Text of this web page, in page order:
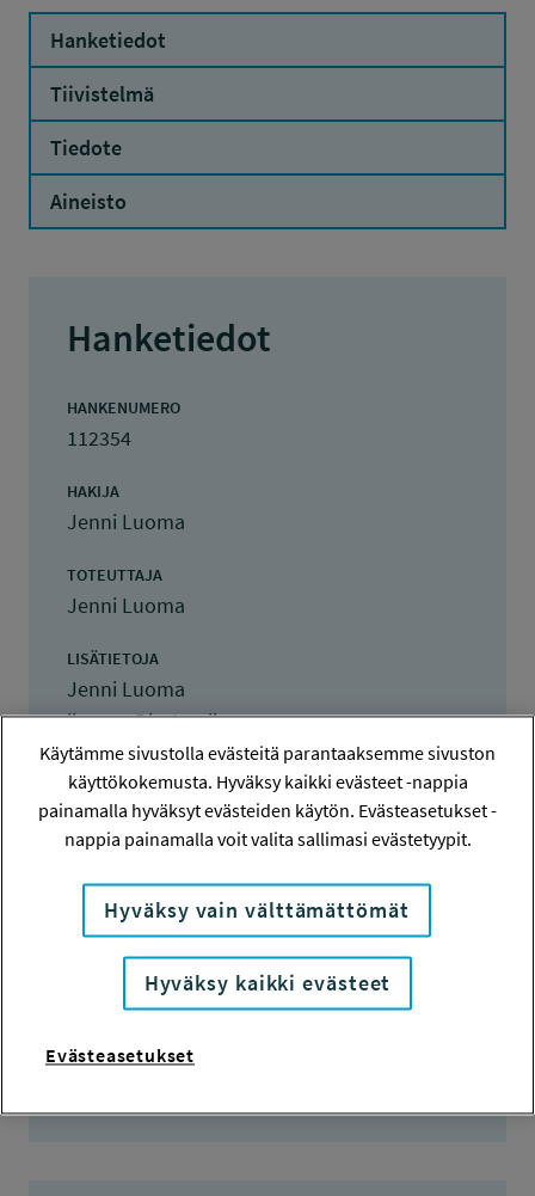
Hanketiedot
Tiivistelmä
Tiedote
Aineisto
Hanketiedot
HANKENUMERO
112354
HAKIJA
Jenni Luoma
TOTEUTTAJA
Jenni Luoma
LISÄTIETOJA
Jenni Luoma
jluoma@hotmail.com
TOTEUTUSAIKA
1.11.2012 - 30.7.2013
2.11.2012
7 000 euroa
KOKONAISKUSTANNUKSET
9 000 euroa
TULOKSET VALMISTUNEET
Käytämme sivustolla evästeitä parantaaksemme sivuston
käyttökokemusta. Hyväksy kaikki evästeet -nappia
painamalla hyväksyt evästeiden käytön. Evästeasetukset -
nappia painamalla voit valita sallimasi evästetyypit.
Hyväksy vain välttämättömät
Hyväksy kaikki evästeet
Evästeasetukset